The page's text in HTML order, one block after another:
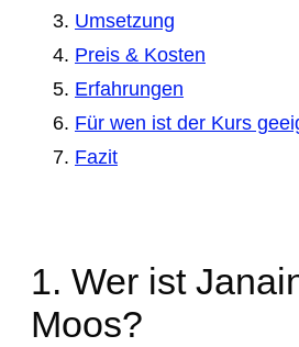
Umsetzung
Preis & Kosten
Erfahrungen
Für wen ist der Kurs
Fazit
1. Wer ist
Moos?